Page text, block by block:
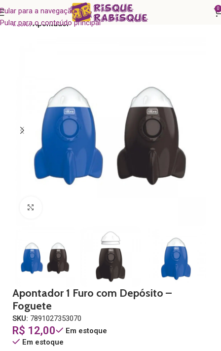
Pular para a navegação
Pular para o conteúdo principal
0
Início Apontador
Apontador 1 Furo com Depósito –
Foguete
SKU: 7891027353070
R$ 12,00
Em estoque
Em estoque